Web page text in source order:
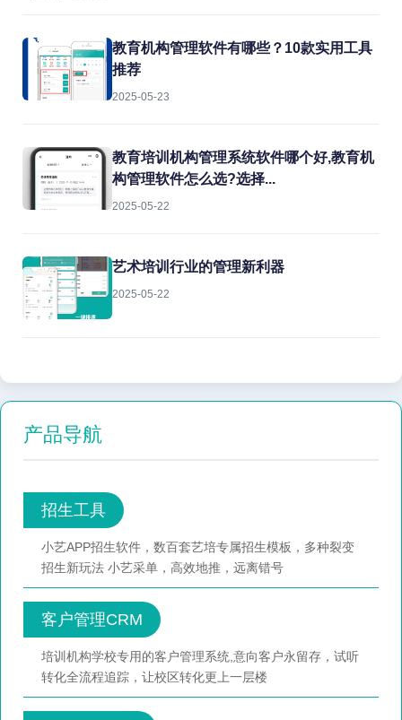
教育机构管理软件有哪些？10款实用工具
推荐
2025-05-23
教育培训机构管理系统软件哪个好,教育机
构管理软件怎么选?选择...
2025-05-22
艺术培训行业的管理新利器
2025-05-22
产品导航
招生工具
小艺APP招生软件，数百套艺培专属招生模板，多种裂变
招生新玩法 小艺采单，高效地推，远离错号
客户管理CRM
培训机构学校专用的客户管理系统,意向客户永留存，试听
转化全流程追踪，让校区转化更上一层楼